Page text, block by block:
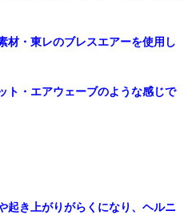
材・東レのブレスエアーを使用し
ト・エアウェーブのような感じで
起き上がりがらくになり、ヘルニ